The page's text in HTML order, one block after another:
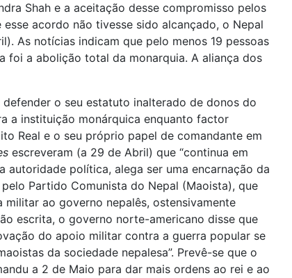
Shah e a aceitação desse compromisso pelos
acordo não tivesse sido alcançado, o Nepal
As notícias indicam que pelo menos 19 pessoas
foi a abolição total da monarquia. A aliança dos
o seu estatuto inalterado de donos do
a instituição monárquica enquanto factor
Real e o seu próprio papel de comandante em
escreveram (a 29 de Abril) que “continua em
autoridade política, alega ser uma encarnação da
Partido Comunista do Nepal (Maoista), que
ao governo nepalês, ostensivamente
escrita, o governo norte-americano disse que
do apoio militar contra a guerra popular se
da sociedade nepalesa”. Prevê-se que o
a 2 de Maio para dar mais ordens ao rei e ao